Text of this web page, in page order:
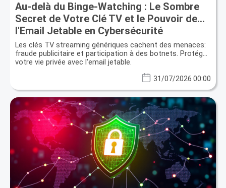
Au-delà du Binge-Watching : Le Sombre
Secret de Votre Clé TV et le Pouvoir de
l'Email Jetable en Cybersécurité
Les clés TV streaming génériques cachent des menaces:
fraude publicitaire et participation à des botnets. Protégez
votre vie privée avec l'email jetable.
31/07/2026 00:00